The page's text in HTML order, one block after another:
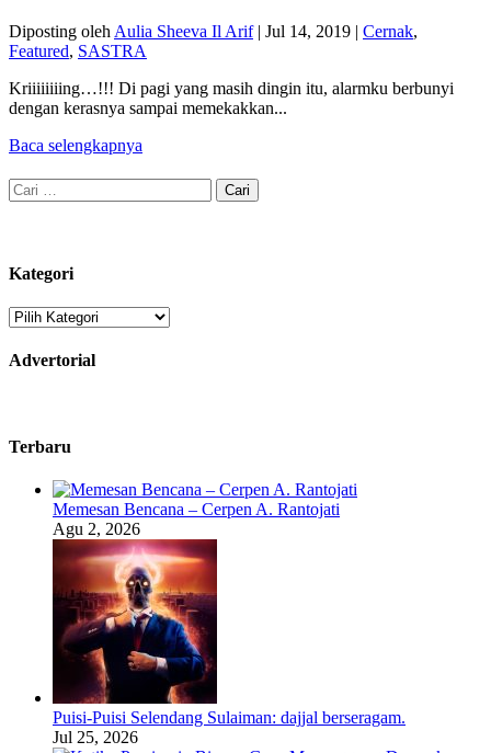
Diposting oleh Aulia Sheeva Il Arif| Jul 14, 2019 | Cernak,
Featured, SASTRA
Kriiiiiiiing…!!! Di pagi yang masih dingin itu, alarmku berbunyi
dengan kerasnya sampai memekakkan...
Baca selengkapnya
Cari
untuk:
Kategori
Kategori
Advertorial
Terbaru
Memesan Bencana – Cerpen A. Rantojati
Agu 2, 2026
Puisi-Puisi Selendang Sulaiman: dajjal berseragam.
Jul 25, 2026